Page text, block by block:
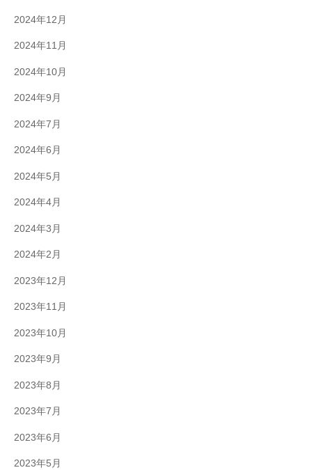
2024年12月
2024年11月
2024年10月
2024年9月
2024年7月
2024年6月
2024年5月
2024年4月
2024年3月
2024年2月
2023年12月
2023年11月
2023年10月
2023年9月
2023年8月
2023年7月
2023年6月
2023年5月